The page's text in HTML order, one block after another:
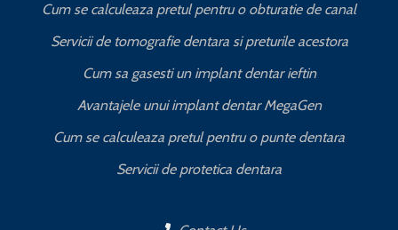
Cum se calculeaza pretul pentru o obturatie de canal
Servicii de tomografie dentara si preturile acestora
Cum sa gasesti un implant dentar ieftin
Avantajele unui implant dentar MegaGen
Cum se calculeaza pretul pentru o punte dentara
Servicii de protetica dentara